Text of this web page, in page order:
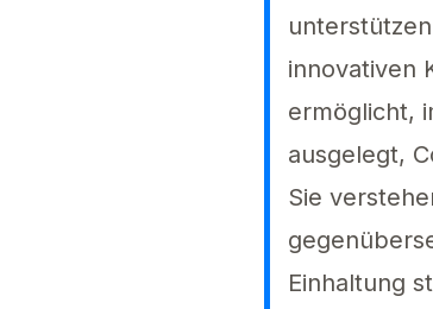
innovativen
ermöglicht,
ausgelegt,
Sie
Einhaltung